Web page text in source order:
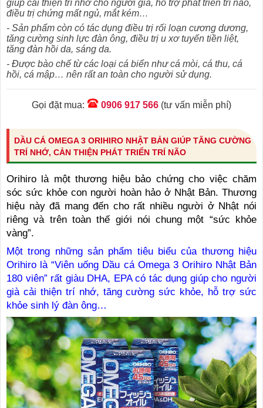
giúp cải thiện trí nhớ cho người già, hỗ trợ phát triển trí não,
điều trị chứng mất ngủ, mắt kém…
- Sản phẩm còn có tác dụng điều trị rối loạn cương dương,
tăng cường sinh lực đàn ông, điều trị u xơ tuyến tiền liệt,
tăng đàn hồi da, sáng da.
- Được bào chế từ các loại cá biển như cá mòi, cá thu, cá
hồi, cá mập… nên rất an toàn cho người sử dụng.
Gọi đặt mua: 0906 917 566 (tư vấn miễn phí)
DẦU CÁ OMEGA 3 ORIHIRO NHẬT BẢN GIÚP TĂNG CƯỜNG
TRÍ NHỚ, CẢN THIỆN PHÁT TRIỂN TRÍ NÃO
Orihiro là một thương hiệu bảo chứng cho việc chăm
sóc sức khỏe con người hoàn hảo ở Nhật Bản. Thương
hiệu này đã mang đến cho rất nhiều người ở Nhật nói
riêng và trên toàn thế giới nói chung một “sức khỏe
vàng”.
Một trong những sản phẩm tiêu biểu của thương hiệu
Orihiro là “Viên uống Dầu cá Omega 3 Orihiro Nhật Bản
180 viên” rất giàu DHA, EPA có tác dụng giúp cho người
già cải thiện trí nhớ, tăng cường sức khỏe, hỗ trợ sức
khỏe sinh lý đàn ông…